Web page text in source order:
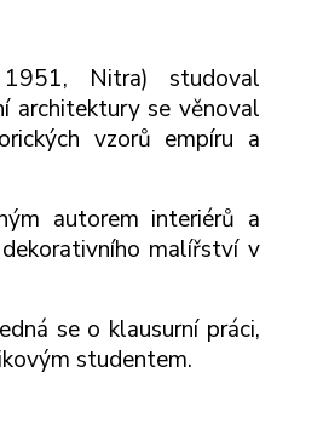
Nitra) studoval
architektury se věnoval
vzorů empíru a
autorem interiérů a
malířství v
se o klausurní práci,
studentem.